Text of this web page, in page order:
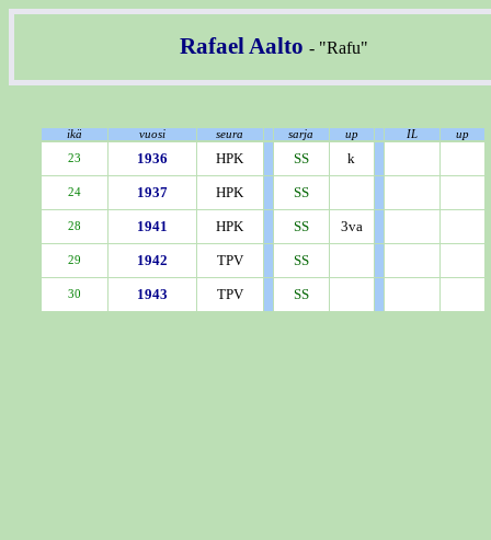
Rafael Aalto - "Rafu"
ikä vuosi seura sarja up IL
up
23
1936 HPK SS k
24 1937 HPK SS
28 1941 HPK SS 3va
29 1942 TPV SS
30 1943 TPV SS